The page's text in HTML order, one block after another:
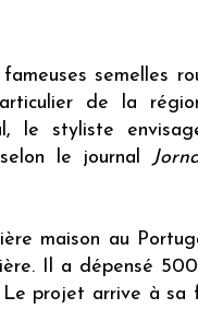
semelles
de la
le styliste
le journal
maison au
Il a dépensé
Le projet arrive à sa